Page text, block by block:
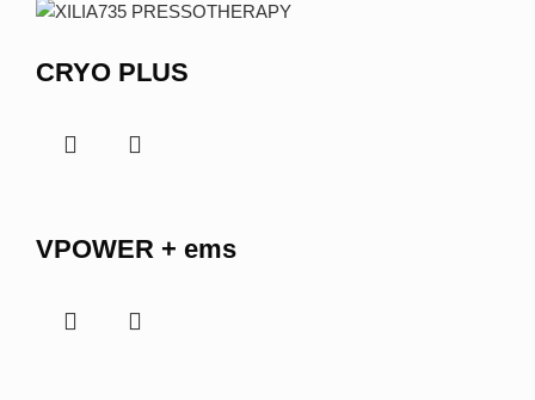
CRYO PLUS
VPOWER + ems